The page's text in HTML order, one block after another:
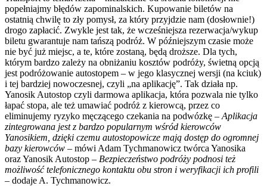
popełniajmy błędów zapominalskich. Kupowanie biletów na
ostatnią chwilę to zły pomysł, za który przyjdzie nam (dosłownie!)
drogo zapłacić. Zwykle jest tak, że wcześniejsza rezerwacja/wykup
biletu gwarantuje nam tańszą podróż. W późniejszym czasie może
nie być już miejsc, a te, które zostaną, będą droższe. Dla tych,
którym bardzo zależy na obniżaniu kosztów podróży, świetną opcją
jest podróżowanie autostopem – w jego klasycznej wersji (na kciuk)
i tej bardziej nowoczesnej, czyli „na aplikację”. Tak działa np.
Yanosik Autostop czyli darmowa aplikacja, która pozwala nie tylko
łapać stopa, ale też umawiać podróż z kierowcą, przez co
eliminujemy ryzyko męczącego czekania na podwózkę – Aplikacja
zintegrowana jest z bardzo popularnym wśród kierowców
Yanosikiem, dzięki czemu autostopowicze mają dostęp do ogromnej
bazy kierowców – mówi Adam Tychmanowicz twórca Yanosika
oraz Yanosik Autostop – Bezpieczeństwo podróży podnosi też
możliwość telefonicznego kontaktu obu stron i weryfikacji ich profili
– dodaje A. Tychmanowicz.